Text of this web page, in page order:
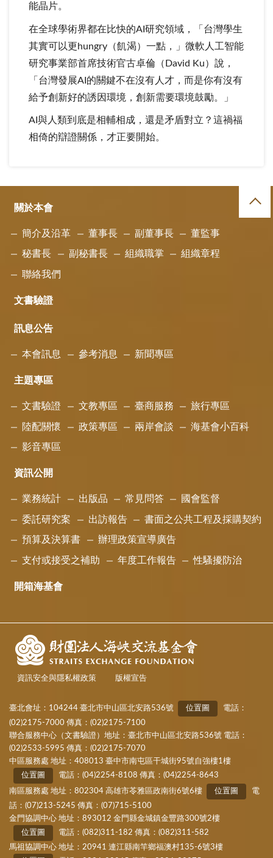
能晶片。
在全球學術界都在比快的AI研究領域，「台灣學生
其實可以更hungry（飢渴）一點，」微軟人工智能
研究事業部首席技術官古卓倫（David Ku）說，
「台灣發展AI的關鍵不在沒有人才，而是你有沒有
給予創新好的誘因環境，創新需要環境鼓勵。」
AI與人類到底是相輔相成，還是矛盾對立？這禍福
相倚的辯證關係，才正要開始。
關於本會
簡介及沿革 董事長 副董事長 董監事
秘書長 副秘書長 組織職掌 組織章程
聯絡我們
文書驗證
訊息公告
本會訊息 參考消息 新聞專區
主題專區
文書驗證 文教專區 臺商服務 旅行專區
陸配關懷 政策專區 兩岸會談 海基會小百科
影音專區
資訊公開
業務統計 出版品 常見問答 國會監督
委託研究案 出訪報告 書面之公共工程及採購契約
預算及決算書 辦理政策宣導廣告
支付或接受之補助 年度工作報告 性騷擾防治
開箱海基會
資訊安全與隱私權政策 版權宣告
臺北會址：104244 臺北市中山區北安路536號 位置圖
電話：
(02)2175-7000 傳真：(02)2175-7100
聯合服務中心（文書驗證）地址：臺北市中山區北安路536號 電話：
(02)2533-5995 傳真：(02)2175-7070
中區服務處 地址：408013 臺中市南屯區干城街95號自強樓1樓
位置圖
電話：(04)2254-8108 傳真：(04)2254-8643
南區服務處 地址：802304 高雄市苓雅區政南街6號6樓
位置圖
電
話：(07)213-5245 傳真：(07)715-5100
金門協調中心 地址：893012 金門縣金城鎮金豐路300號2樓
位置圖
電話：(082)311-182 傳真：(082)311-582
馬祖協調中心 地址：20941 連江縣南竿鄉福澳村135-6號3樓